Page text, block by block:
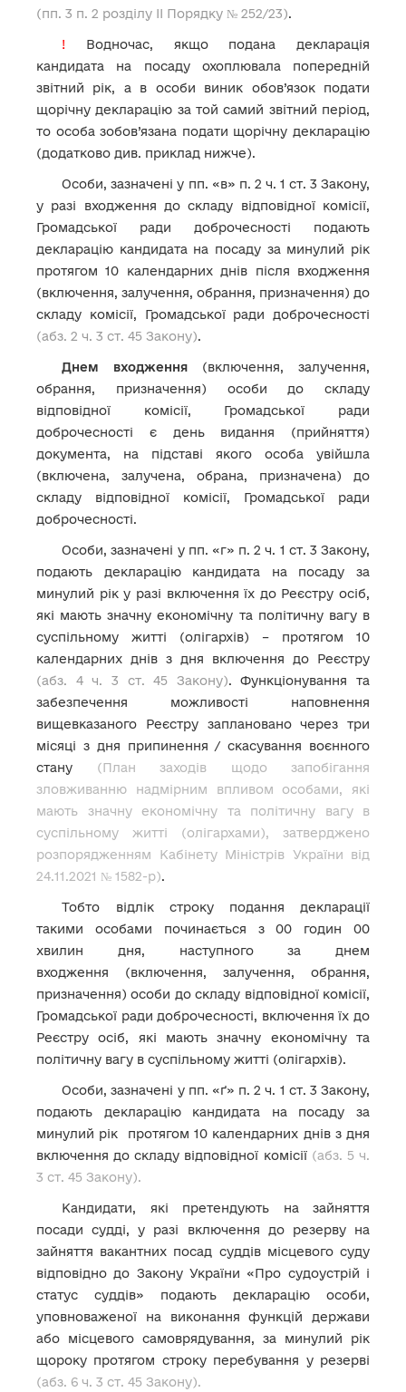
(пп. 3 п. 2 розділу ІІ Порядку № 252/23).
! Водночас, якщо подана декларація
кандидата на посаду охоплювала попередній
звітний рік, а в особи виник обов’язок подати
щорічну декларацію за той самий звітний період,
то особа зобов’язана подати щорічну декларацію
(додатково див. приклад нижче).
Особи, зазначені у пп. «в» п. 2 ч. 1 ст. 3 Закону,
у разі входження до складу відповідної комісії,
Громадської ради доброчесності подають
декларацію кандидата на посаду за минулий рік
протягом 10 календарних днів після входження
(включення, залучення, обрання, призначення) до
складу комісії, Громадської ради доброчесності
(абз. 2 ч. 3 ст. 45 Закону).
Днем входження (включення, залучення,
обрання, призначення) особи до складу
відповідної комісії, Громадської ради
доброчесності є день видання (прийняття)
документа, на підставі якого особа увійшла
(включена, залучена, обрана, призначена) до
складу відповідної комісії, Громадської ради
доброчесності.
Особи, зазначені у пп. «г» п. 2 ч. 1 ст. 3 Закону,
подають декларацію кандидата на посаду за
минулий рік у разі включення їх до Реєстру осіб,
які мають значну економічну та політичну вагу в
суспільному житті (олігархів) – протягом 10
календарних днів з дня включення до Реєстру
(абз. 4 ч. 3 ст. 45 Закону).Функціонування та
забезпечення можливості наповнення
вищевказаного Реєстру заплановано через три
місяці з дня припинення / скасування воєнного
стану (План заходів щодо запобігання
зловживанню надмірним впливом особами, які
мають значну економічну та політичну вагу в
суспільному житті (олігархами), затверджено
розпорядженням Кабінету Міністрів України від
24.11.2021 № 1582-р).
Тобто відлік строку подання декларації
такими особами починається з 00 годин 00
хвилин дня, наступного за днем
входження (включення, залучення, обрання,
призначення) особи до складу відповідної комісії,
Громадської ради доброчесності, включення їх до
Реєстру осіб, які мають значну економічну та
політичну вагу в суспільному житті (олігархів).
Особи, зазначені у пп. «ґ» п. 2 ч. 1 ст. 3 Закону,
подають декларацію кандидата на посаду за
минулий рік протягом 10 календарних днів з дня
включення до складу відповідної комісії (абз. 5 ч.
3 ст. 45 Закону).
Кандидати, які претендують на зайняття
посади судді, у разі включення до резерву на
зайняття вакантних посад суддів місцевого суду
відповідно до Закону України «Про судоустрій і
статус суддів» подають декларацію особи,
уповноваженої на виконання функцій держави
або місцевого самоврядування, за минулий рік
щороку протягом строку перебування у резерві
(абз. 6 ч. 3 ст. 45 Закону).